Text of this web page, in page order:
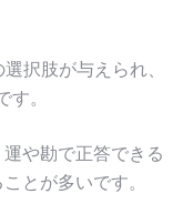
択肢が与えられ、
。
や勘で正答できる
とが多いです。